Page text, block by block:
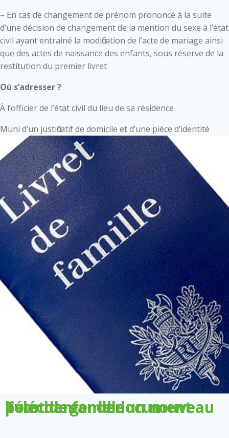
– En cas de changement de prénom prononcé à la suite
d’une décision de changement de la mention du sexe à l’état
civil ayant entraîné la modification de l’acte de mariage ainsi
que des actes de naissance des enfants, sous réserve de la
restitution du premier livret
Où s’adresser ?
À l’officier de l’état civil du lieu de sa résidence
Muni d’un justificatif de domicile et d’une pièce d’identité
Télécharger le document pour demander un nouveau livret de famille